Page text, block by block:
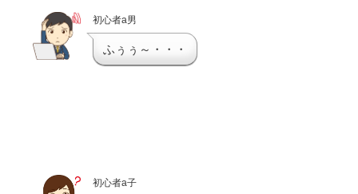
初心者a男
ふぅぅ～・・・
初心者a子